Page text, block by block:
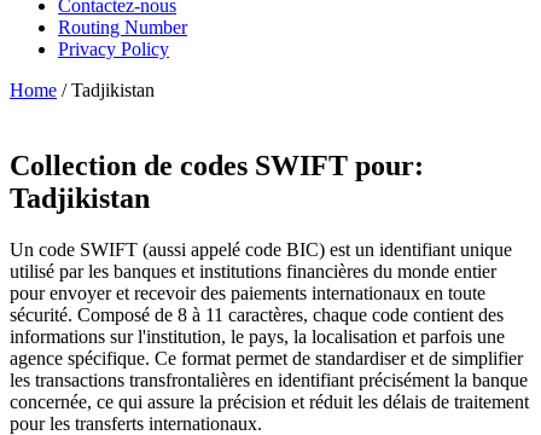
Contactez-nous
Routing Number
Privacy Policy
Home / Tadjikistan
Collection de codes SWIFT pour:
Tadjikistan
Un code SWIFT (aussi appelé code BIC) est un identifiant unique
utilisé par les banques et institutions financières du monde entier
pour envoyer et recevoir des paiements internationaux en toute
sécurité. Composé de 8 à 11 caractères, chaque code contient des
informations sur l'institution, le pays, la localisation et parfois une
agence spécifique. Ce format permet de standardiser et de simplifier
les transactions transfrontalières en identifiant précisément la banque
concernée, ce qui assure la précision et réduit les délais de traitement
pour les transferts internationaux.